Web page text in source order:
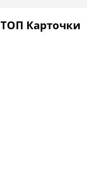
ТОП Карточки